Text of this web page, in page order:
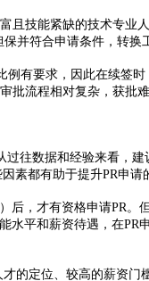
技能紧缺的技术专业
并符合申请条件，转换
有要求，因此在续签
流程相对复杂，获批
往数据和经验来看，建
素都有助于提升PR申请
，才有资格申请PR。
平和薪资待遇，在PR
定位、较高的薪资门